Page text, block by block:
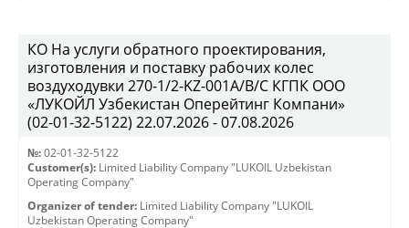
КО На услуги обратного проектирования,
изготовления и поставку рабочих колес
воздуходувки 270-1/2-KZ-001A/B/C КГПК OOO
«ЛУКОЙЛ Узбекистан Оперейтинг Компани»
(02-01-32-5122) 22.07.2026 - 07.08.2026
№: 02-01-32-5122
Customer(s): Limited Liability Company "LUKOIL Uzbekistan
Operating Company"
Organizer of tender: Limited Liability Company "LUKOIL
Uzbekistan Operating Company"